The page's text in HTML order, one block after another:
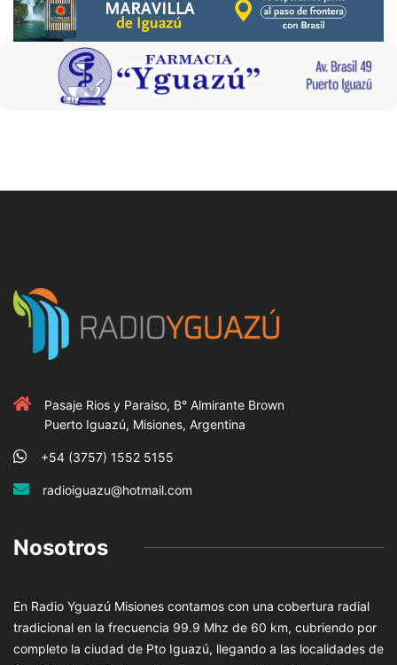
Pasaje Rios y Paraiso, B° Almirante Brown
Puerto Iguazú, Misiones, Argentina
+54 (3757) 1552 5155
radioiguazu@hotmail.com
Nosotros
En Radio Yguazú Misiones contamos con una cobertura radial
tradicional en la frecuencia 99.9 Mhz de 60 km, cubriendo por
completo la ciudad de Pto Iguazú, llegando a las localidades de